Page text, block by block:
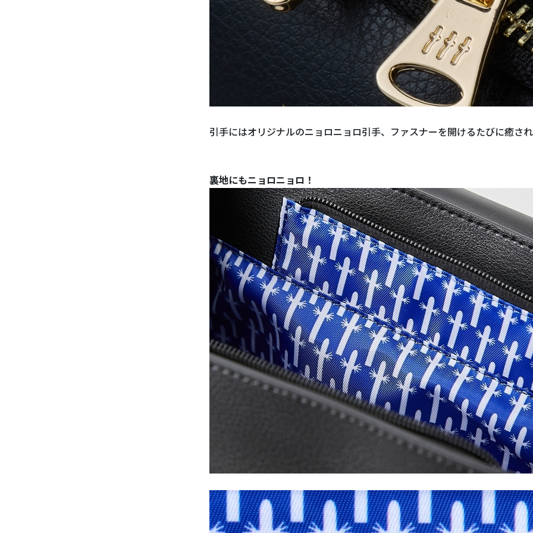
引手にはオリジナルのニョロニョロ引手、ファスナーを開けるたびに癒さ
裏地にもニョロニョロ！